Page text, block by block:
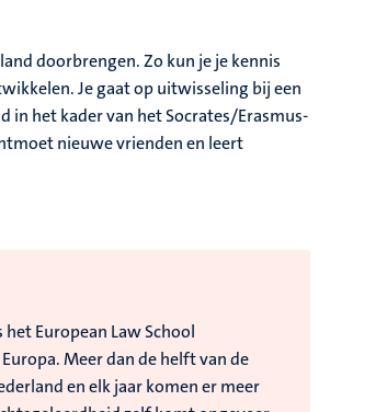
doorbrengen. Zo kun je je kennis
Je gaat op uitwisseling bij een
het kader van het Socrates/Erasmus-
nieuwe vrienden en leert
European Law School
Meer dan de helft van de
en elk jaar komen er meer